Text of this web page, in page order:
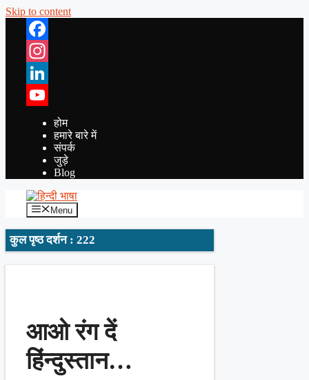
Skip to content
Facebook
Instagram
LinkedIn
YouTube
होम
हमारे बारे में
संपर्क
जुड़े
Blog
Menu
कुल पृष्ठ दर्शन : 222
आओ रंग दें
हिंन्दुस्तान…